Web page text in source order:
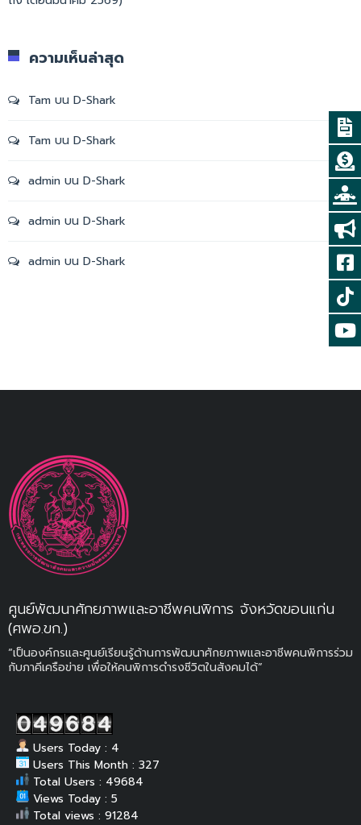
ความเห็นล่าสุด
Tam บน D-Shark
Tam บน D-Shark
admin บน D-Shark
admin บน D-Shark
admin บน D-Shark
ศูนย์พัฒนาศักยภาพและอาชีพคนพิการ จังหวัดขอนแก่น
(ศพอ.ขก.)
“เป็นองค์กรและศูนย์เรียนรู้ด้านการพัฒนาศักยภาพและอาชีพคนพิการร่วม
กับภาคีเครือข่าย เพื่อให้คนพิการดำรงชีวิตในสังคมได้”
Users Today : 4
Users This Month : 327
Total Users : 49684
Views Today : 5
Total views : 91284